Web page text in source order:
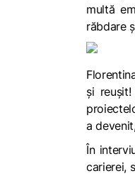
multă
răbdare
și
a
În
carierei,